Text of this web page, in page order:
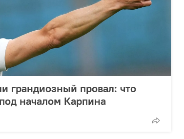
грандиозный провал: что
началом Карпина